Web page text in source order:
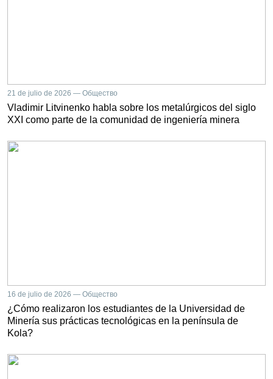
21 de julio de 2026 — Общество
Vladimir Litvinenko habla sobre los metalúrgicos del siglo
XXI como parte de la comunidad de ingeniería minera
16 de julio de 2026 — Общество
¿Cómo realizaron los estudiantes de la Universidad de
Minería sus prácticas tecnológicas en la península de
Kola?